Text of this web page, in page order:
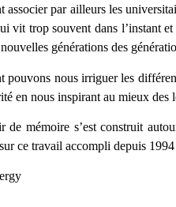
associer par ailleurs les
vit trop souvent dans l’instant
générations des
pouvons nous irriguer les
en nous inspirant au mieux
de mémoire s’est construit
ce travail accompli depuis